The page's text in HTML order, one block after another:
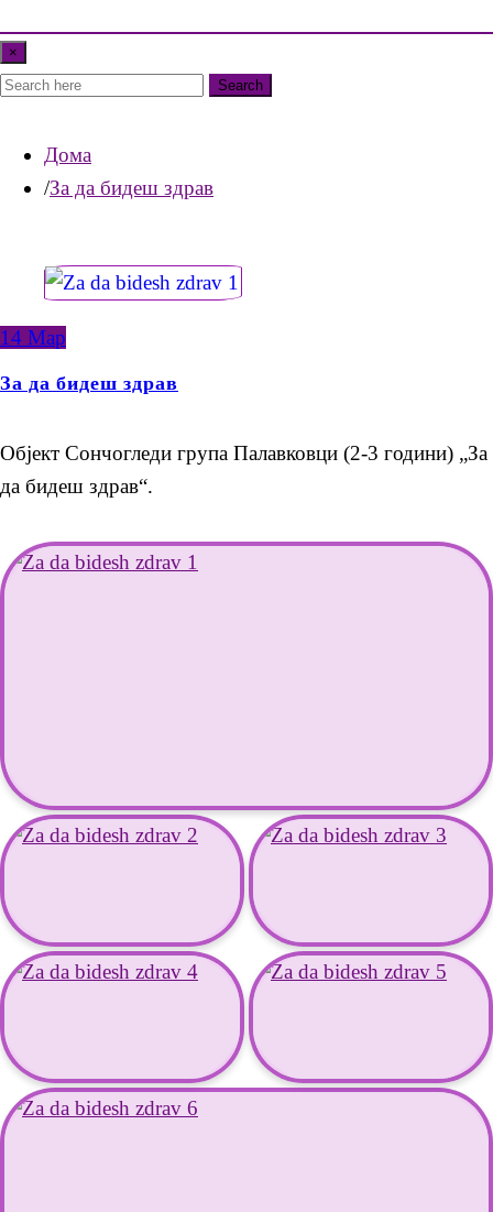
×
Search
Дома
За да бидеш здрав
14 Мар
За да бидеш здрав
Објект Сончогледи група Палавковци (2-3 години) „За
да бидеш здрав“.